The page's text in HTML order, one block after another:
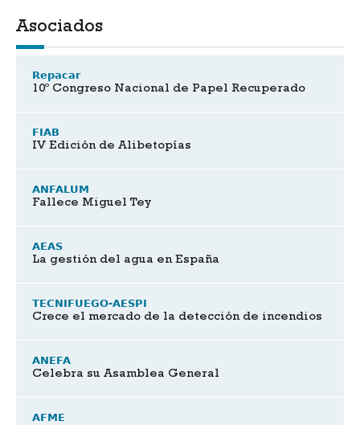
Asociados
Repacar
10º Congreso Nacional de Papel Recuperado
FIAB
IV Edición de Alibetopías
ANFALUM
Fallece Miguel Tey
AEAS
La gestión del agua en España
TECNIFUEGO-AESPI
Crece el mercado de la detección de incendios
ANEFA
Celebra su Asamblea General
AFME